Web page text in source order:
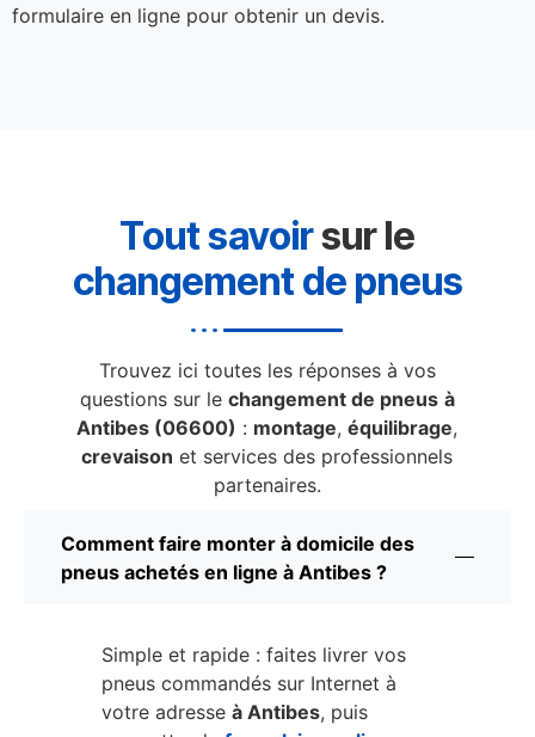
formulaire en ligne pour obtenir un devis.
Tout savoirsur le
changement de pneus
Trouvez ici toutes les réponses à vos
questions sur le changement de pneus à
Antibes (06600) : montage,équilibrage,
crevaison et services des professionnels
partenaires.
Comment faire monter à domicile des
pneus achetés en ligne à Antibes ?
Simple et rapide : faites livrer vos
pneus commandés sur Internet à
votre adresse à Antibes, puis